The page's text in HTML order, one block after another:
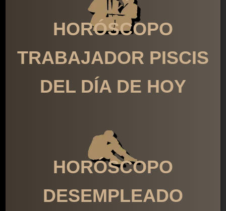
HORÓSCOPO
TRABAJADOR PISCIS
DEL DÍA DE HOY
HORÓSCOPO
DESEMPLEADO